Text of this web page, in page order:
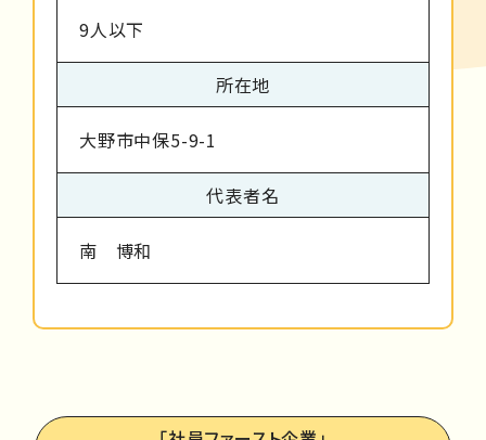
9人以下
所在地
大野市中保5-9-1
代表者名
南 博和